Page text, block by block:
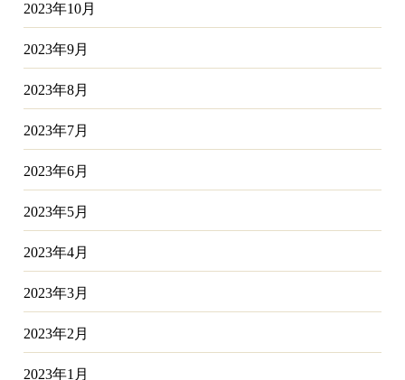
2023年10月
2023年9月
2023年8月
2023年7月
2023年6月
2023年5月
2023年4月
2023年3月
2023年2月
2023年1月